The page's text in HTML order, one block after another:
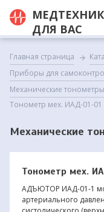
ДЛЯ ВАС
Главная страница
Приборы для
Механические тонометры
Тонометр мех. ИАД-01-
Механические
Тонометр мех.
АДЪЮТОР ИАД-01-1
артериального